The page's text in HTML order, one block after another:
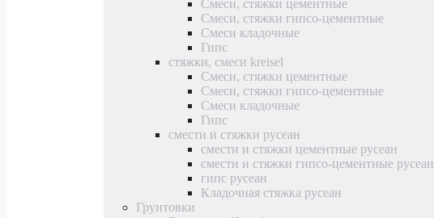
Смеси, стяжки цементные
Смеси, стяжки гипсо-цементные
Смеси кладочные
Гипс
стяжки, смеси kreisel
Смеси, стяжки цементные
Смеси, стяжки гипсо-цементные
Смеси кладочные
Гипс
смести и стяжки русеан
смести и стяжки цементные русеан
смести и стяжки гипсо-цементные русеан
гипс русеан
Кладочная стяжка русеан
Грунтовки